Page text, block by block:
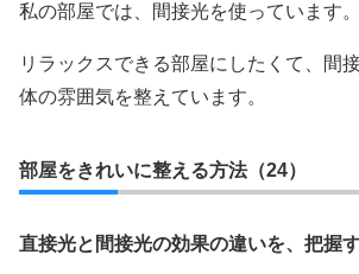
私の部屋では、間接光を使っています。
リラックスできる部屋にしたくて、間
体の雰囲気を整えています。
部屋をきれいに整える方法（24）
直接光と間接光の効果の違いを、把握す